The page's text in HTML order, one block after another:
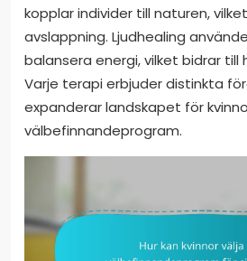
kopplar individer till naturen,
avslappning. Ljudhealing
balansera energi, vilket bidrar till
Varje terapi erbjuder distinkta
expanderar landskapet för
välbefinnandeprogram.